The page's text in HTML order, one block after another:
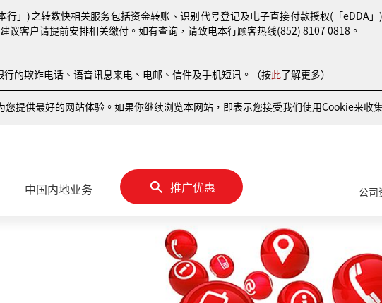
」)之转数快相关服务包括资金转账、识别代号登记及电子直接付款授权(「eDDA
议客户请提前安排相关缴付。如有查询，请致电本行顾客热线(852) 8107 0818。
的欺诈电话、语音讯息来电、电邮、信件及手机短讯。（按此了解更多）
提供最好的网站体验。如果你继续浏览本网站，即表示您接受我们使用Cookie来收
中国内地业务 推广优惠 公司